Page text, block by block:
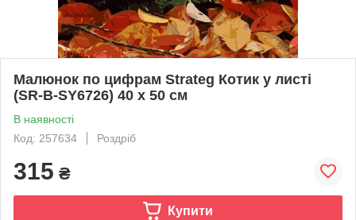
Малюнок по цифрам Strateg Котик у листі
(SR-B-SY6726) 40 х 50 см
В наявності
Код: 257634
Роздріб
315 ₴
Купити